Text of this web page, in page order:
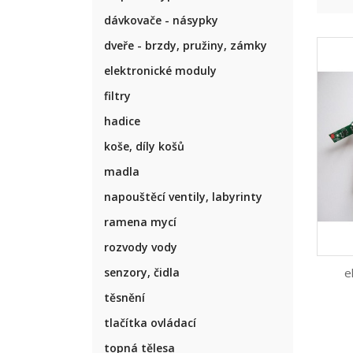
dávkovače - násypky
dveře - brzdy, pružiny, zámky
elektronické moduly
filtry
hadice
koše, díly košů
madla
napouštěcí ventily, labyrinty
ramena mycí
rozvody vody
senzory, čidla
těsnění
tlačítka ovládací
topná tělesa